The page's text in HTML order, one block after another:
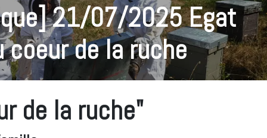
21/07/2025 Egat
coeur de la ruche
de la ruche"